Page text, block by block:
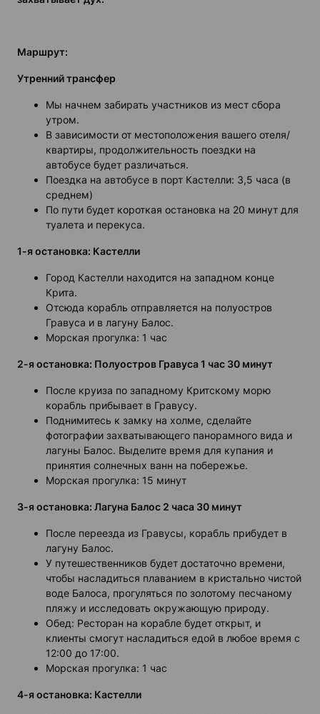
Маршрут:
Утренний трансфер
Мы начнем забирать участников из мест сбора
утром.
В зависимости от местоположения вашего отеля/
квартиры, продолжительность поездки на
автобусе будет различаться.
Поездка на автобусе в порт Кастелли: 3,5 часа (в
среднем)
По пути будет короткая остановка на 20 минут для
туалета и перекуса.
1-я остановка: Кастелли
Город Кастелли находится на западном конце
Крита.
Отсюда корабль отправляется на полуостров
Гравуса и в лагуну Балос.
Морская прогулка: 1 час
2-я остановка: Полуостров Гравуса 1 час 30 минут
После круиза по западному Критскому морю
корабль прибывает в Гравусу.
Поднимитесь к замку на холме, сделайте
фотографии захватывающего панорамного вида и
лагуны Балос. Выделите время для купания и
принятия солнечных ванн на побережье.
Морская прогулка: 15 минут
3-я остановка: Лагуна Балос 2 часа 30 минут
После переезда из Гравусы, корабль прибудет в
лагуну Балос.
У путешественников будет достаточно времени,
чтобы насладиться плаванием в кристально чистой
воде Балоса, прогуляться по золотому песчаному
пляжу и исследовать окружающую природу.
Обед: Ресторан на корабле будет открыт, и
клиенты смогут насладиться едой в любое время с
12:00 до 17:00.
Морская прогулка: 1 час
4-я остановка: Кастелли